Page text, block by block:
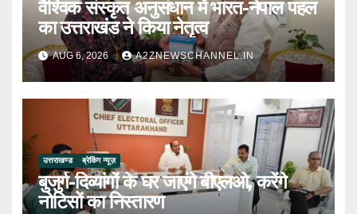
वैश्विक संस्कृत अनुसंधान में भारत-नेपाल पहल
का उत्तराखंड ने किया नेतृत्व
AUG 6, 2026 A2ZNEWSCHANNEL.IN
उत्तराखण्ड ब्रेकिंग न्यूज़
बुजुर्ग-दिव्यांगों के घर जाएंगे बीएलओ, करेंगे
नोटिसों का निस्तारण